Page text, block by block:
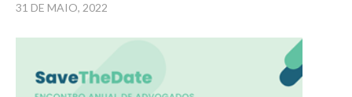
31 DE MAIO, 2022